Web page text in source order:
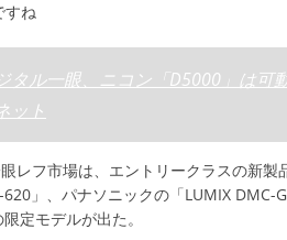
すね
タル一眼、ニコン「D5000」は
ット
レフ市場は、エントリークラスの新製
」、パナソニックの「LUMIX
定モデルが出た。